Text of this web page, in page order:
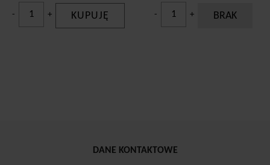
- + KUPUJĘ - + BRAK
DANE KONTAKTOWE